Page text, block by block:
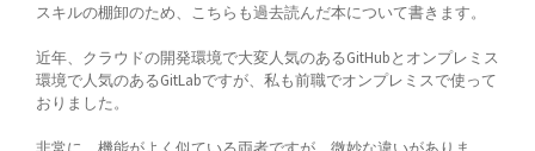
スキルの棚卸のため、こちらも過去読んだ本について書きます。
近年、クラウドの開発環境で大変人気のあるGitHubとオンプレミス
環境で人気のあるGitLabですが、私も前職でオンプレミスで使って
おりました。